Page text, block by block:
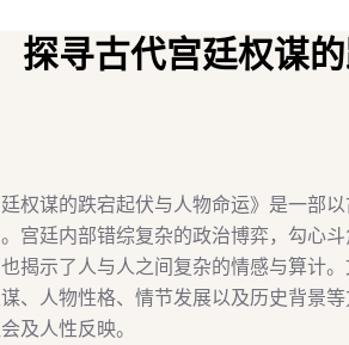
探寻古代宫廷权谋
权谋的跌宕起伏与人物命运》是一部
宫廷内部错综复杂的政治博弈，勾心
揭示了人与人之间复杂的情感与算计
、人物性格、情节发展以及历史背景
及人性反映。